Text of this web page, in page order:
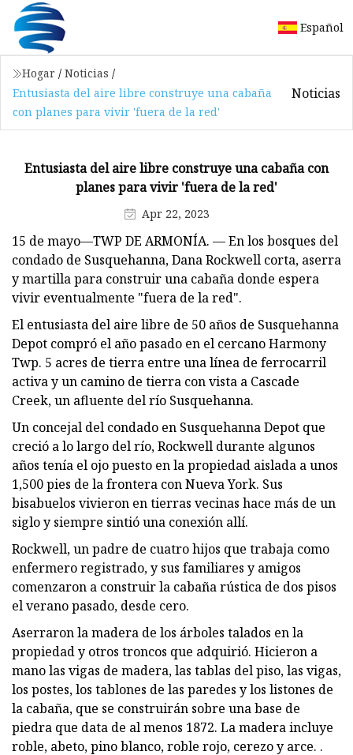
Español
Hogar / Noticias /
Entusiasta del aire libre construye una cabaña
con planes para vivir 'fuera de la red'
Noticias
Entusiasta del aire libre construye una cabaña con
planes para vivir 'fuera de la red'
Apr 22, 2023
15 de mayo—TWP DE ARMONÍA. — En los bosques del
condado de Susquehanna, Dana Rockwell corta, aserra
y martilla para construir una cabaña donde espera
vivir eventualmente "fuera de la red".
El entusiasta del aire libre de 50 años de Susquehanna
Depot compró el año pasado en el cercano Harmony
Twp. 5 acres de tierra entre una línea de ferrocarril
activa y un camino de tierra con vista a Cascade
Creek, un afluente del río Susquehanna.
Un concejal del condado en Susquehanna Depot que
creció a lo largo del río, Rockwell durante algunos
años tenía el ojo puesto en la propiedad aislada a unos
1,500 pies de la frontera con Nueva York. Sus
bisabuelos vivieron en tierras vecinas hace más de un
siglo y siempre sintió una conexión allí.
Rockwell, un padre de cuatro hijos que trabaja como
enfermero registrado, y sus familiares y amigos
comenzaron a construir la cabaña rústica de dos pisos
el verano pasado, desde cero.
Aserraron la madera de los árboles talados en la
propiedad y otros troncos que adquirió. Hicieron a
mano las vigas de madera, las tablas del piso, las vigas,
los postes, los tablones de las paredes y los listones de
la cabaña, que se construirán sobre una base de
piedra que data de al menos 1872. La madera incluye
roble, abeto, pino blanco, roble rojo, cerezo y arce. .